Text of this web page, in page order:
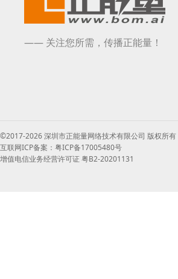
—— 关注您所需，传播正能量！
©2017-2026 深圳市正能量网络技术有限公司 版权所有
互联网ICP备案：粤ICP备17005480号
增值电信业务经营许可证 粤B2-20201131